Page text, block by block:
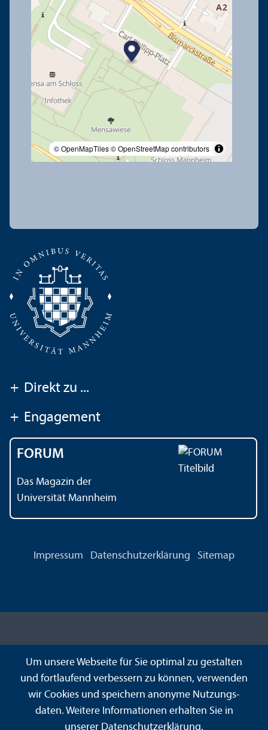
© OpenMapTiles© OpenStreetMap contributors
+ Direkt zu ...
+ Engagement
FORUM
Das Magazin der
Universität Mannheim
Impressum Datenschutz­erklärung Sitemap
Um unsere Webseite für Sie optimal zu gestalten
und fortlaufend verbessern zu können, verwenden
wir Cookies und speichern anonyme Nutzungs­
daten. Weitere Informationen erhalten Sie in
unserer Datenschutz­erklärung.